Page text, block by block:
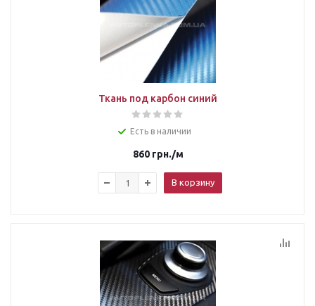
Ткань под карбон синий
Есть в наличии
860грн./м
В корзину